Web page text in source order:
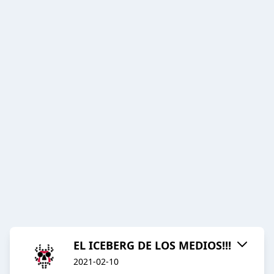
EL ICEBERG DE LOS MEDIOS!!!
2021-02-10